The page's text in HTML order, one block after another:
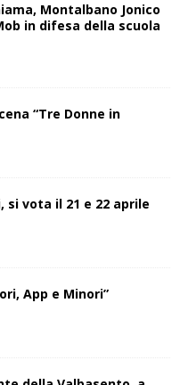
Montalbano Jonico
in difesa della scuola
“Tre Donne in
si vota il 21 e 22 aprile
App e Minori”